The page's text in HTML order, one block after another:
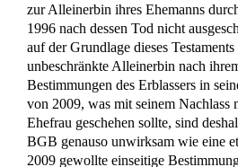
zur Alleinerbin ihres Ehemanns
1996 nach dessen Tod nicht
auf der Grundlage dieses
unbeschränkte Alleinerbin nach
Bestimmungen des Erblassers in
von 2009, was mit seinem Nachlass
Ehefrau geschehen sollte, sind
BGB genauso unwirksam wie eine
2009 gewollte einseitige